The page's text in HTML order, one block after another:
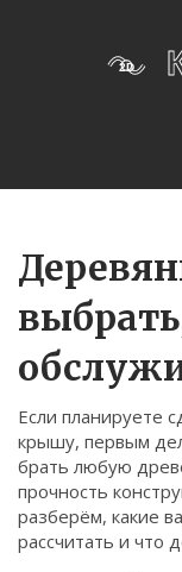
Меню
О нас
Условия
Политика
ФЗ-152
Связаться
Если планируете
крышу, первым
брать любую
прочность
разберём, какие
рассчитать и что